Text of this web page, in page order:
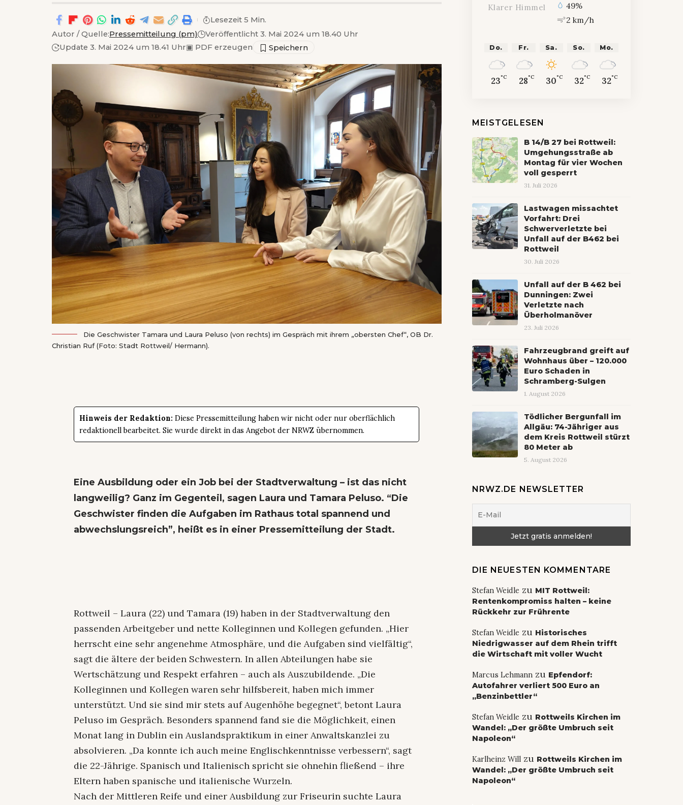
Autor / Quelle:Pressemitteilung (pm)
Veröffentlicht 3. Mai 2024 um 18.40 Uhr
Update 3. Mai 2024 um 18.41 Uhr▣ PDF erzeugen
Lesezeit 5 Min.
Die Geschwister Tamara und Laura Peluso (von rechts) im Gespräch mit ihrem „obersten Chef“, OB Dr.
Christian Ruf (Foto: Stadt Rottweil/ Hermann).
Hinweis der Redaktion: Diese Pressemitteilung haben wir nicht oder nur oberflächlich
redaktionell bearbeitet. Sie wurde direkt in das Angebot der NRWZ übernommen.
Eine Ausbildung oder ein Job bei der Stadtverwaltung – ist das nicht
langweilig? Ganz im Gegenteil, sagen Laura und Tamara Peluso. “Die
Geschwister finden die Aufgaben im Rathaus total spannend und
abwechslungsreich”, heißt es in einer Pressemitteilung der Stadt.
Rottweil – Laura (22) und Tamara (19) haben in der Stadtverwaltung den
passenden Arbeitgeber und nette Kolleginnen und Kollegen gefunden. „Hier
herrscht eine sehr angenehme Atmosphäre, und die Aufgaben sind vielfältig“,
sagt die ältere der beiden Schwestern. In allen Abteilungen habe sie
Wertschätzung und Respekt erfahren – auch als Auszubildende. „Die
Kolleginnen und Kollegen waren sehr hilfsbereit, haben mich immer
unterstützt. Und sie sind mir stets auf Augenhöhe begegnet“, betont Laura
Peluso im Gespräch. Besonders spannend fand sie die Möglichkeit, einen
Monat lang in Dublin ein Auslandspraktikum in einer Anwaltskanzlei zu
absolvieren. „Da konnte ich auch meine Englischkenntnisse verbessern“, sagt
die 22-Jährige. Spanisch und Italienisch spricht sie ohnehin fließend – ihre
Eltern haben spanische und italienische Wurzeln.
Nach der Mittleren Reife und einer Ausbildung zur Friseurin suchte Laura
Klarer Himmel
49%
2 km/h
Do.
23°C
Fr.
28°C
Sa.
30°C
So.
32°C
Mo.
32°C
MEISTGELESEN
B 14/B 27 bei Rottweil:
Umgehungsstraße ab
Montag für vier Wochen
voll gesperrt
31. Juli 2026
Lastwagen missachtet
Vorfahrt: Drei
Schwerverletzte bei
Unfall auf der B462 bei
Rottweil
30. Juli 2026
Unfall auf der B 462 bei
Dunningen: Zwei
Verletzte nach
Überholmanöver
23. Juli 2026
Fahrzeugbrand greift auf
Wohnhaus über – 120.000
Euro Schaden in
Schramberg-Sulgen
1. August 2026
Tödlicher Bergunfall im
Allgäu: 74-Jähriger aus
dem Kreis Rottweil stürzt
80 Meter ab
5. August 2026
NRWZ.DE NEWSLETTER
DIE NEUESTEN KOMMENTARE
Stefan Weidle zu MIT Rottweil:
Rentenkompromiss halten – keine
Rückkehr zur Frührente
Stefan Weidle zu Historisches
Niedrigwasser auf dem Rhein trifft
die Wirtschaft mit voller Wucht
Marcus Lehmannzu Epfendorf:
Autofahrer verliert 500 Euro an
„Benzinbettler“
Stefan Weidle zu Rottweils Kirchen im
Wandel: „Der größte Umbruch seit
Napoleon“
Karlheinz Willzu Rottweils Kirchen im
Wandel: „Der größte Umbruch seit
Napoleon“